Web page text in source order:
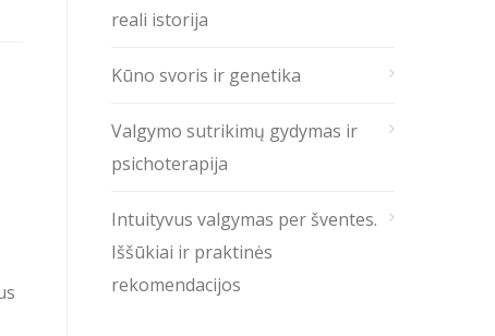
reali istorija
Kūno svoris ir genetika
Valgymo sutrikimų gydymas ir
psichoterapija
Intuityvus valgymas per šventes.
Iššūkiai ir praktinės
rekomendacijos